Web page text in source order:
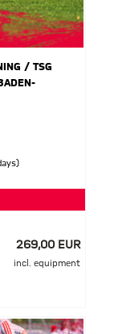
/ TSG
269,00 EUR
incl. equipment